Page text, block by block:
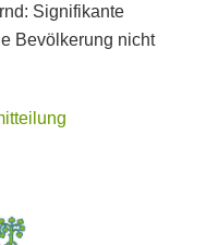
Signifikante
Bevölkerung nicht